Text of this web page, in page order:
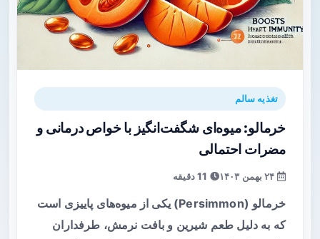
تغذیه سالم
خرمالو: میوه‌ای شگفت‌انگیز با خواص درمانی و
مضرات احتمالی
خرمالو (Persimmon) یکی از میوه‌های پاییزی است
که به دلیل طعم شیرین و بافت نرمش، طرفداران